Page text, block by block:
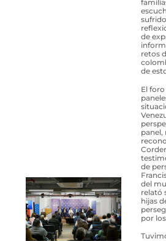
de
retos
de
El
panel,
de
del
relató
hijas
por